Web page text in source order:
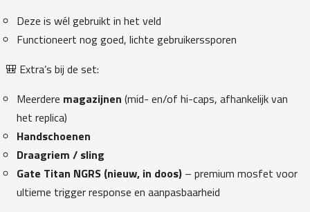
Deze is wél gebruikt in het veld
Functioneert nog goed, lichte gebruikerssporen
🎒 Extra’s bij de set:
Meerdere magazijnen (mid- en/of hi-caps, afhankelijk van
het replica)
Handschoenen
Draagriem / sling
Gate Titan NGRS (nieuw, in doos) – premium mosfet voor
ultieme trigger response en aanpasbaarheid